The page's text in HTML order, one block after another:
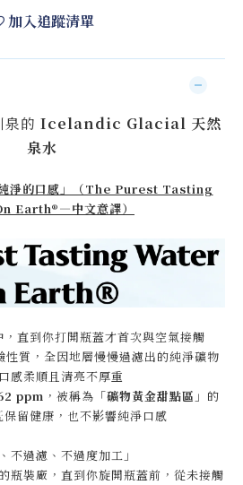
加入追蹤清單
的 Icelandic Glacial 天然
泉水
純淨的口感」（The Purest Tasting
Earth®—中文意譯）
直到你打開瓶蓋才首次與空氣接觸
性質，全因地層慢慢過濾出的純淨礦物
感柔順且清亮不厚重
ppm ，被稱為「礦物黃金甜點區 」的
留健康，也不影響純淨口感
不過濾、不過度加工」
瓶裝廠，直到你旋開瓶蓋前，從未接觸